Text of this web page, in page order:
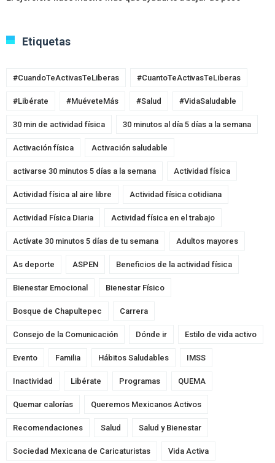
Etiquetas
#CuandoTeActivasTeLiberas #CuantoTeActivasTeLiberas
#Libérate #MuéveteMás #Salud #VidaSaludable
30 min de actividad física 30 minutos al día 5 días a la semana
Activación física Activación saludable
activarse 30 minutos 5 días a la semana Actividad física
Actividad física al aire libre Actividad física cotidiana
Actividad Física Diaria Actividad física en el trabajo
Actívate 30 minutos 5 días de tu semana Adultos mayores
As deporte ASPEN Beneficios de la actividad física
Bienestar Emocional Bienestar Físico
Bosque de Chapultepec Carrera
Consejo de la Comunicación Dónde ir Estilo de vida activo
Evento Familia Hábitos Saludables IMSS
Inactividad Libérate Programas QUEMA
Quemar calorías Queremos Mexicanos Activos
Recomendaciones Salud Salud y Bienestar
Sociedad Mexicana de Caricaturistas Vida Activa